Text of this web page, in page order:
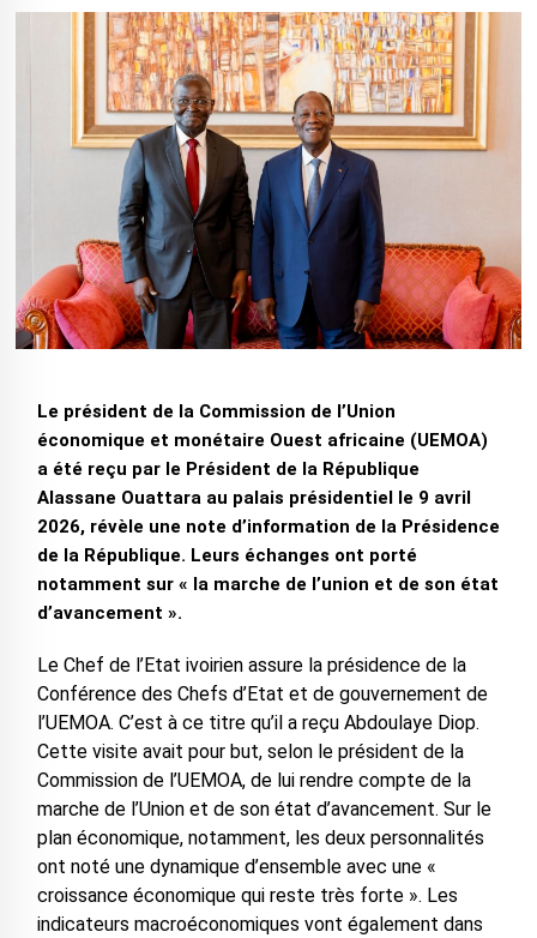
Le président de la Commission de l’Union
économique et monétaire Ouest africaine (UEMOA)
a été reçu par le Président de la République
Alassane Ouattara au palais présidentiel le 9 avril
2026, révèle une note d’information de la Présidence
de la République. Leurs échanges ont porté
notamment sur « la marche de l’union et de son état
d’avancement ».
Le Chef de l’Etat ivoirien assure la présidence de la
Conférence des Chefs d’Etat et de gouvernement de
l’UEMOA. C’est à ce titre qu’il a reçu Abdoulaye Diop.
Cette visite avait pour but, selon le président de la
Commission de l’UEMOA, de lui rendre compte de la
marche de l’Union et de son état d’avancement. Sur le
plan économique, notamment, les deux personnalités
ont noté une dynamique d’ensemble avec une «
croissance économique qui reste très forte ». Les
indicateurs macroéconomiques vont également dans